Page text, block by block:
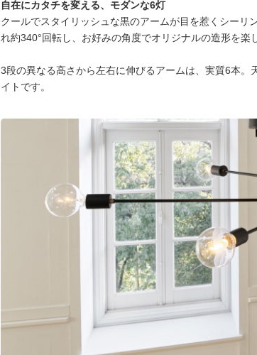
自在にカタチを変える、モダンな6灯
クールでスタイリッシュな黒のアームが目を惹くシー
れ約340°回転し、お好みの角度でオリジナルの造形を楽
3段の異なる高さから左右に伸びるアームは、実質6本
イトです。